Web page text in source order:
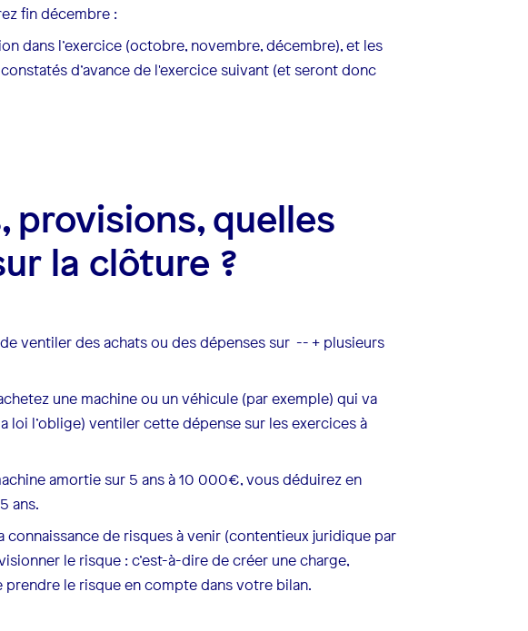
fin décembre :
dans l’exercice (octobre, novembre, décembre), et les
d’avance de l'exercice suivant (et seront donc
provisions, quelles
la clôture ?
ventiler des achats ou des dépenses sur -- + plusieurs
une machine ou un véhicule (par exemple) qui va
loi l’oblige) ventiler cette dépense sur les exercices à
amortie sur 5 ans à 10 000€, vous déduirez en
ans.
connaissance de risques à venir (contentieux juridique par
le risque : c’est-à-dire de créer une charge,
le risque en compte dans votre bilan.